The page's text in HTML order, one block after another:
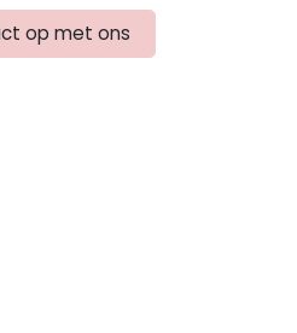
op met ons